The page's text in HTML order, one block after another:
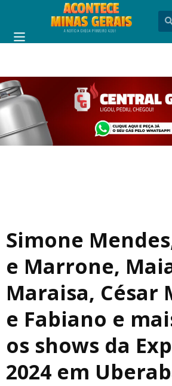
Simone
e Marrone,
Maraisa, César
e Fabiano e
os shows da
2024 em